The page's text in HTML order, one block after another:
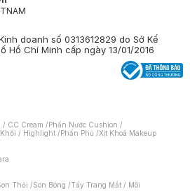
doanh số 0313612829 do Sở Kế
Hồ Chí Minh cấp ngày 13/01/2016
/ CC Cream /Phấn Nước Cushion /
Khối / Highlight /Phấn Phủ /Xịt Khoá Makeup
Thỏi /Son Bóng /Tẩy Trang Mắt / Môi